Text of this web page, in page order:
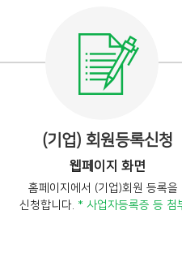
(기업) 회원등록신청
웹페이지 화면
홈페이지에서 (기업)회원 등록을
신청합니다. * 사업자등록증 등 첨